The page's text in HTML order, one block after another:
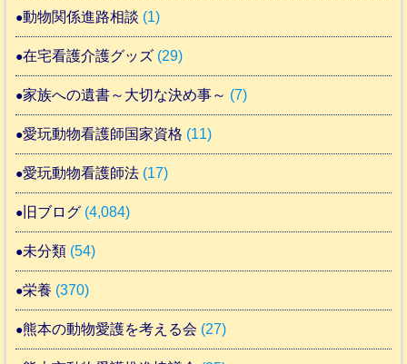
動物関係進路相談 (1)
在宅看護介護グッズ (29)
家族への遺書～大切な決め事～ (7)
愛玩動物看護師国家資格 (11)
愛玩動物看護師法 (17)
旧ブログ (4,084)
未分類 (54)
栄養 (370)
熊本の動物愛護を考える会 (27)